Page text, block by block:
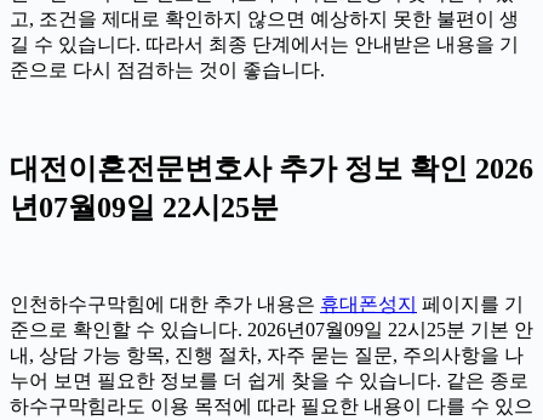
고, 조건을 제대로 확인하지 않으면 예상하지 못한 불편이 생
길 수 있습니다. 따라서 최종 단계에서는 안내받은 내용을 기
준으로 다시 점검하는 것이 좋습니다.
대전이혼전문변호사 추가 정보 확인 2026
년07월09일 22시25분
인천하수구막힘에 대한 추가 내용은 휴대폰성지 페이지를 기
준으로 확인할 수 있습니다. 2026년07월09일 22시25분 기본 안
내, 상담 가능 항목, 진행 절차, 자주 묻는 질문, 주의사항을 나
누어 보면 필요한 정보를 더 쉽게 찾을 수 있습니다. 같은 종로
하수구막힘라도 이용 목적에 따라 필요한 내용이 다를 수 있으